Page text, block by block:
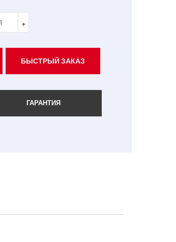
БЫСТРЫЙ ЗАКАЗ
ГАРАНТИЯ